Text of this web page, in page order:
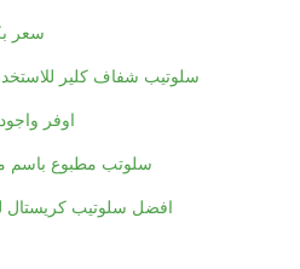
سعر
سلوتيب شفاف كلير
اوفر
سلوتب مطبوع باسم
افضل سلوتيب كريستال